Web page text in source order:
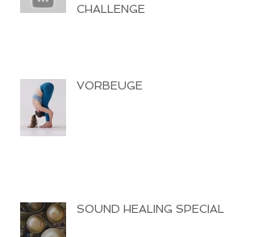
CHALLENGE
VORBEUGE
SOUND HEALING SPECIAL